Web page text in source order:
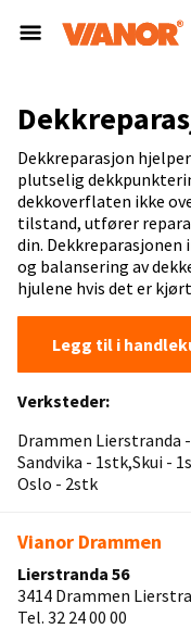
Dekkreparasjon
plutselig
dekkoverflaten ikke
tilstand, utfører
din.
og balansering av
hjulene hvis det er
Legg til i
Verksteder:
Drammen Lierstranda
Sandvika - 1stk Skui -
Oslo - 2stk
Vianor Drammen
Lierstranda 56
3414 Drammen
Tel. 32 24 00 00